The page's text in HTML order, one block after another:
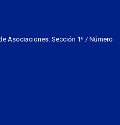
Asociaciones: Sección 1ª / Número